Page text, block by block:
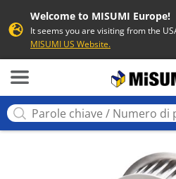
Welcome to MISUMI Europe!
It seems you are visiting from the
MISUMI US Website.